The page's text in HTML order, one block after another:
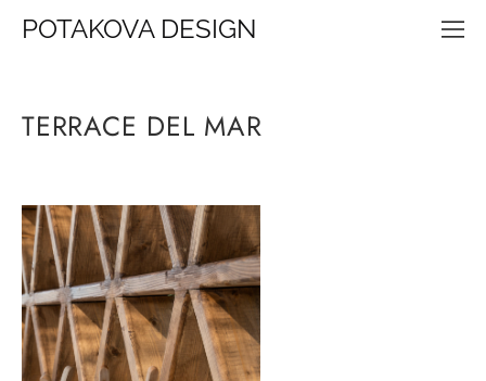
POTAKOVA DESIGN
TERRACE DEL MAR